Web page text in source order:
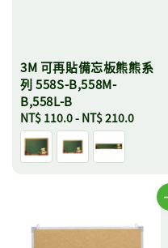
3M 可再貼備忘板熊熊系
列 558S-B,558M-
B,558L-B
Regular
price
NT$ 110.0- NT$ 210.0